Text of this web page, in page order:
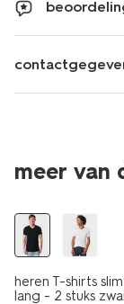
meer van
2 stuks
heren T-shirts
lang - 2 stuks